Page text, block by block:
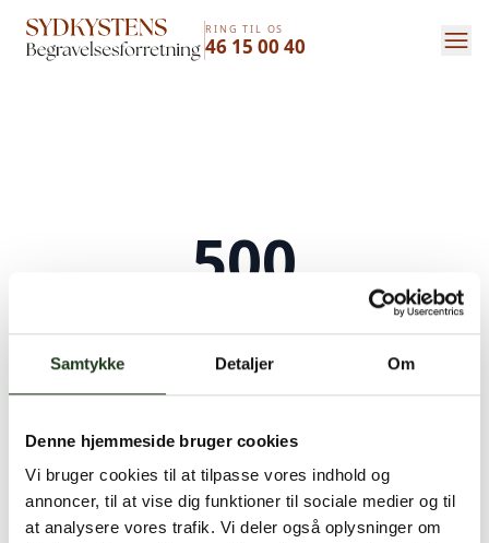
Samtykke Detaljer Om
Denne hjemmeside bruger cookies
Vi bruger cookies til at tilpasse vores indhold og
annoncer, til at vise dig funktioner til sociale medier og til
at analysere vores trafik. Vi deler også oplysninger om
RING TIL OS
46 15 00 40
500
Serverfejl
Der opstod en intern serverfejl. Vi arbejder på
Kontakt os på +45 46 15 00 40 bedemand@s-bf.dk